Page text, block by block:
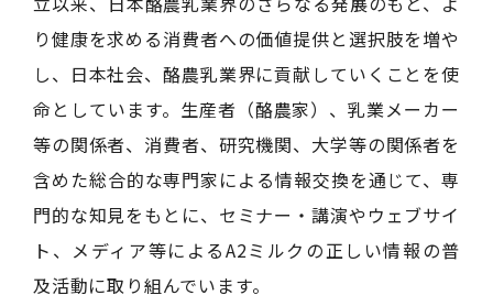
り健康を求める消費者への価値提供と選択肢を増や
し、日本社会、酪農乳業界に貢献していくことを使
命としています。生産者（酪農家）、乳業メーカー
等の関係者、消費者、研究機関、大学等の関係者を
含めた総合的な専門家による情報交換を通じて、専
門的な知見をもとに、セミナー・講演やウェブサイ
ト、メディア等によるA2ミルクの正しい情報の普
及活動に取り組んでいます。